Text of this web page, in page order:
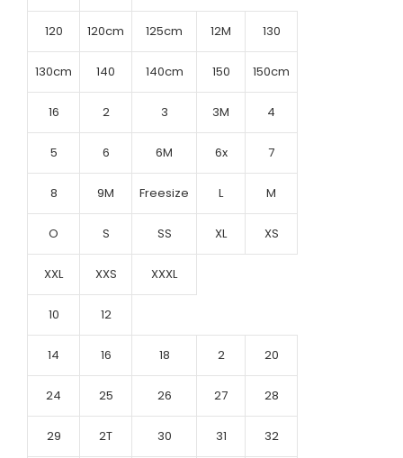
120 120cm 125cm 12M 130
130cm 140 140cm 150 150cm
16 2 3 3M 4
5 6 6M 6x 7
8 9M Freesize L M
O S SS XL XS
XXL XXS XXXL
10 12
14 16 18 2 20
24 25 26 27 28
29 2T 30 31 32